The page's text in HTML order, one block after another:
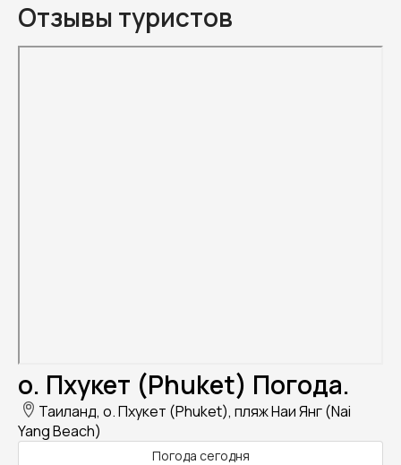
Отзывы туристов
о. Пхукет (Phuket) Погода.
Таиланд, о. Пхукет (Phuket), пляж Наи Янг (Nai
Yang Beach)
Погода сегодня